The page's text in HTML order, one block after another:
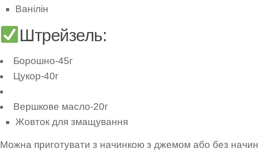
Ванілін
Штрейзель:
Борошно-45г
Цукор-40г
Вершкове масло-20г
Жовток для змащування
Можна приготувати з начинкою з джемом або без